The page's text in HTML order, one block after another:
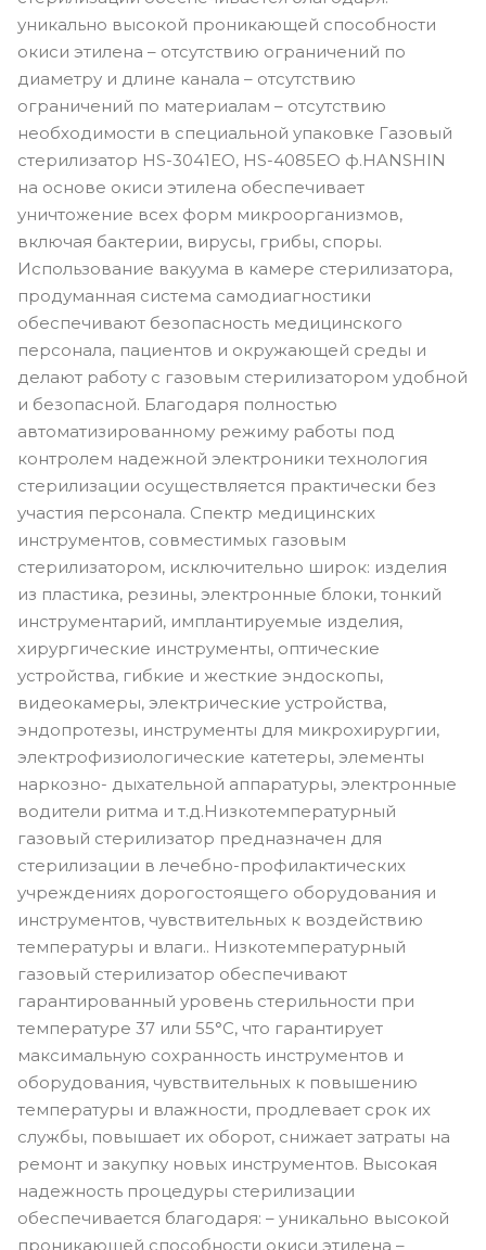
уникально высокой проникающей способности
окиси этилена – отсутствию ограничений по
диаметру и длине канала – отсутствию
ограничений по материалам – отсутствию
необходимости в специальной упаковке Газовый
стерилизатор HS-3041EO, HS-4085EO ф.HANSHIN
на основе окиси этилена обеспечивает
уничтожение всех форм микроорганизмов,
включая бактерии, вирусы, грибы, споры.
Использование вакуума в камере стерилизатора,
продуманная система самодиагностики
обеспечивают безопасность медицинского
персонала, пациентов и окружающей среды и
делают работу с газовым стерилизатором удобной
и безопасной. Благодаря полностью
автоматизированному режиму работы под
контролем надежной электроники технология
стерилизации осуществляется практически без
участия персонала. Спектр медицинских
инструментов, совместимых газовым
стерилизатором, исключительно широк: изделия
из пластика, резины, электронные блоки, тонкий
инструментарий, имплантируемые изделия,
хирургические инструменты, оптические
устройства, гибкие и жесткие эндоскопы,
видеокамеры, электрические устройства,
эндопротезы, инструменты для микрохирургии,
электрофизиологические катетеры, элементы
наркозно- дыхательной аппаратуры, электронные
водители ритма и т.д.Низкотемпературный
газовый стерилизатор предназначен для
стерилизации в лечебно-профилактических
учреждениях дорогостоящего оборудования и
инструментов, чувствительных к воздействию
температуры и влаги.. Низкотемпературный
газовый стерилизатор обеспечивают
гарантированный уровень стерильности при
температуре 37 или 55°С, что гарантирует
максимальную сохранность инструментов и
оборудования, чувствительных к повышению
температуры и влажности, продлевает срок их
службы, повышает их оборот, снижает затраты на
ремонт и закупку новых инструментов. Высокая
надежность процедуры стерилизации
обеспечивается благодаря: – уникально высокой
проникающей способности окиси этилена –